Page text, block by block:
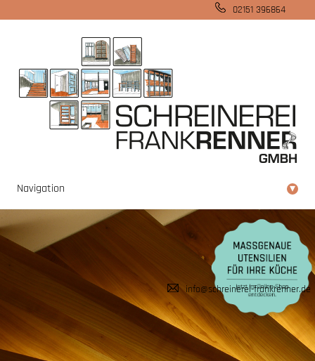
02151 396864
info@schreinerei-frankrenner.de
Navigation ▾